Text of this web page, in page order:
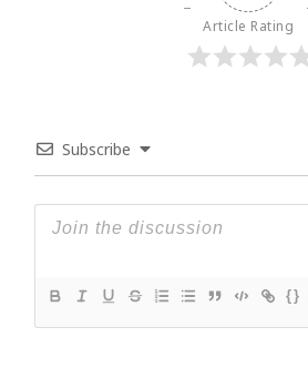
Article Rating
Subscribe
{}